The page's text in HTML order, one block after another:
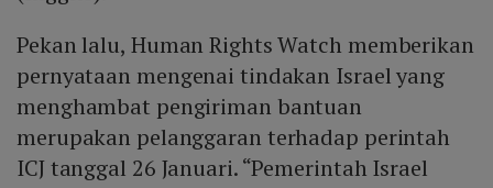
Pekan lalu, Human Rights Watch memberikan
pernyataan mengenai tindakan Israel yang
menghambat pengiriman bantuan
merupakan pelanggaran terhadap perintah
ICJ tanggal 26 Januari. “Pemerintah Israel